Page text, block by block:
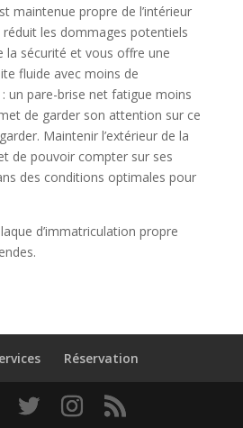
maintenue propre de l’intérieur
réduit les dommages potentiels
la sécurité et vous offre une
fluide avec moins de
un pare-brise net fatigue moins
de garder son attention sur ce
Maintenir l’extérieur de la
de pouvoir compter sur ses
des conditions optimales pour
d’immatriculation propre
Réservation